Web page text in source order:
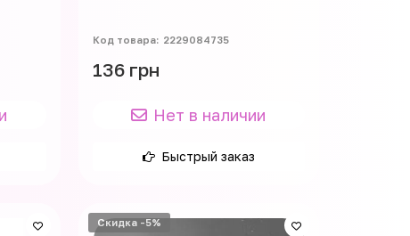
2229084735
136 грн
Нет в наличии
Быстрый заказ
Скидка -5%